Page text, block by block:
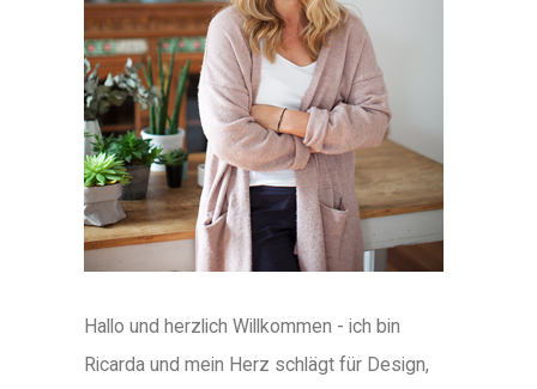
Hallo und herzlich Willkommen - ich bin
Ricarda und mein Herz schlägt für Design,